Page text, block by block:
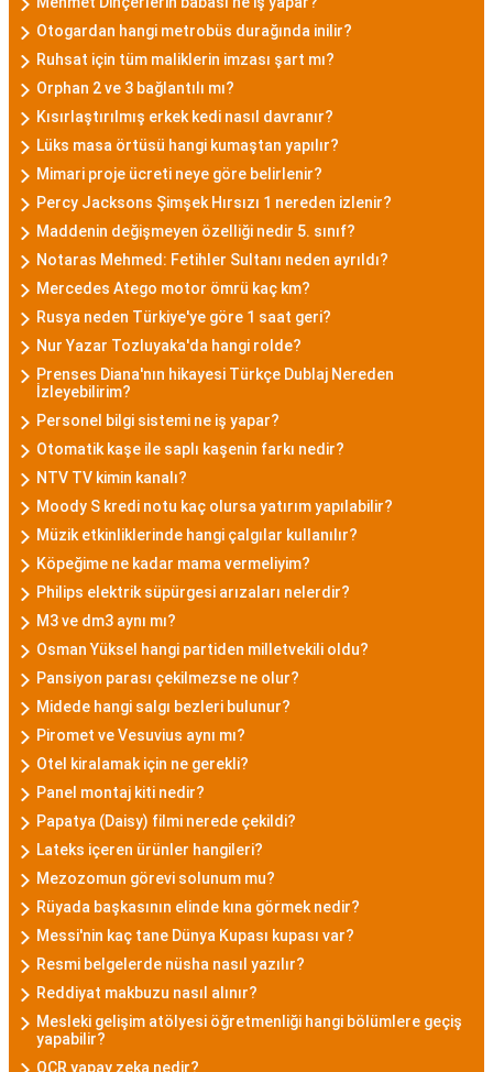
Otogardan hangi metrobüs durağında inilir?
Ruhsat için tüm maliklerin imzası şart mı?
Orphan 2 ve 3 bağlantılı mı?
Kısırlaştırılmış erkek kedi nasıl davranır?
Lüks masa örtüsü hangi kumaştan yapılır?
Mimari proje ücreti neye göre belirlenir?
Percy Jacksons Şimşek Hırsızı 1 nereden izlenir?
Maddenin değişmeyen özelliği nedir 5. sınıf?
Notaras Mehmed: Fetihler Sultanı neden ayrıldı?
Mercedes Atego motor ömrü kaç km?
Rusya neden Türkiye'ye göre 1 saat geri?
Nur Yazar Tozluyaka'da hangi rolde?
Prenses Diana'nın hikayesi Türkçe Dublaj Nereden
İzleyebilirim?
Personel bilgi sistemi ne iş yapar?
Otomatik kaşe ile saplı kaşenin farkı nedir?
NTV TV kimin kanalı?
Moody S kredi notu kaç olursa yatırım yapılabilir?
Müzik etkinliklerinde hangi çalgılar kullanılır?
Köpeğime ne kadar mama vermeliyim?
Philips elektrik süpürgesi arızaları nelerdir?
M3 ve dm3 aynı mı?
Osman Yüksel hangi partiden milletvekili oldu?
Pansiyon parası çekilmezse ne olur?
Midede hangi salgı bezleri bulunur?
Piromet ve Vesuvius aynı mı?
Otel kiralamak için ne gerekli?
Panel montaj kiti nedir?
Papatya (Daisy) filmi nerede çekildi?
Lateks içeren ürünler hangileri?
Mezozomun görevi solunum mu?
Rüyada başkasının elinde kına görmek nedir?
Messi'nin kaç tane Dünya Kupası kupası var?
Resmi belgelerde nüsha nasıl yazılır?
Reddiyat makbuzu nasıl alınır?
Mesleki gelişim atölyesi öğretmenliği hangi bölümlere geçiş
yapabilir?
OCR yapay zeka nedir?